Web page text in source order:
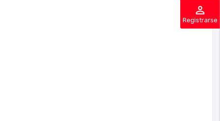
perm_identity
Registrarse